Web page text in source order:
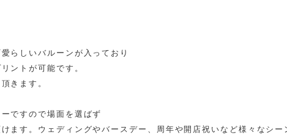
らしいバルーンが入っており
ントが可能です。
きます。
ですので場面を選ばず
ます。ウェディングやバースデー、周年や開店祝いなど様々なシー